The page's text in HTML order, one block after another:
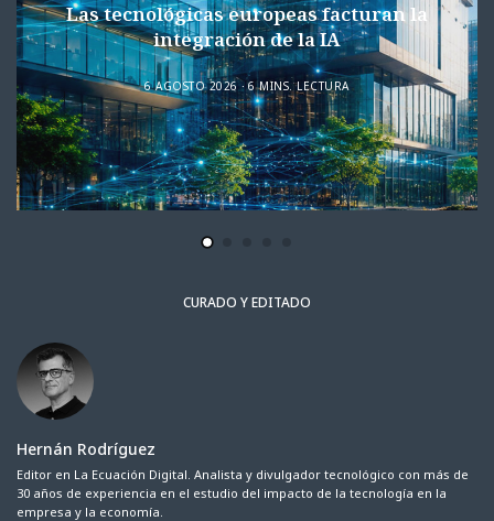
Las tecnológicas europeas facturan la
integración de la IA
6 AGOSTO 2026 6 MINS. LECTURA
CURADO Y EDITADO
Hernán Rodríguez
Editor en La Ecuación Digital. Analista y divulgador tecnológico con más de
30 años de experiencia en el estudio del impacto de la tecnología en la
empresa y la economía.